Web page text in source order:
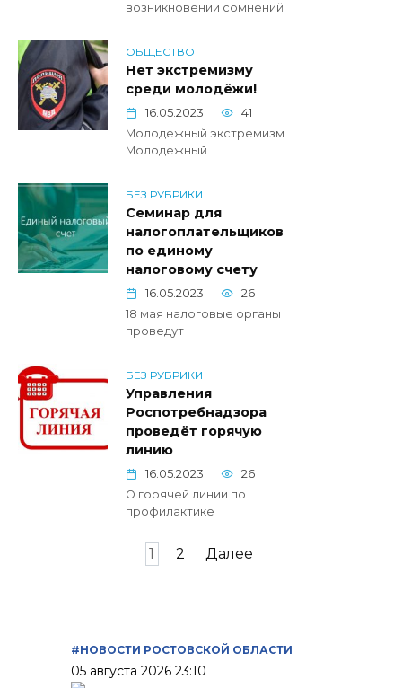
возникновении сомнений
ОБЩЕСТВО
Нет экстремизму
среди молодёжи!
16.05.2023
41
Молодежный экстремизм
Молодежный
БЕЗ РУБРИКИ
Семинар для
налогоплательщиков
по единому
налоговому счету
16.05.2023
26
18 мая налоговые органы
проведут
БЕЗ РУБРИКИ
Управления
Роспотребнадзора
проведёт горячую
линию
16.05.2023
26
О горячей линии по
профилактике
1 2 Далее
#НОВОСТИ РОСТОВСКОЙ ОБЛАСТИ
05 августа 2026 23:10